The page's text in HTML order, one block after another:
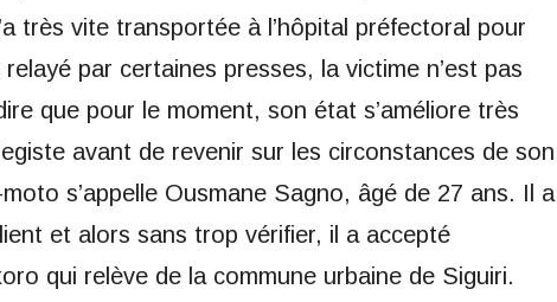
très vite transportée à l’hôpital préfectoral pour
par certaines presses, la victime n’est pas
que pour le moment, son état s’améliore très
avant de revenir sur les circonstances de son
s’appelle Ousmane Sagno, âgé de 27 ans. Il a
et alors sans trop vérifier, il a accepté
qui relève de la commune urbaine de Siguiri.